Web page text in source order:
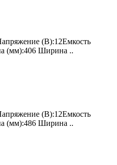
(В):12Емкость
(мм):406 Ширина ..
(В):12Емкость
(мм):486 Ширина ..